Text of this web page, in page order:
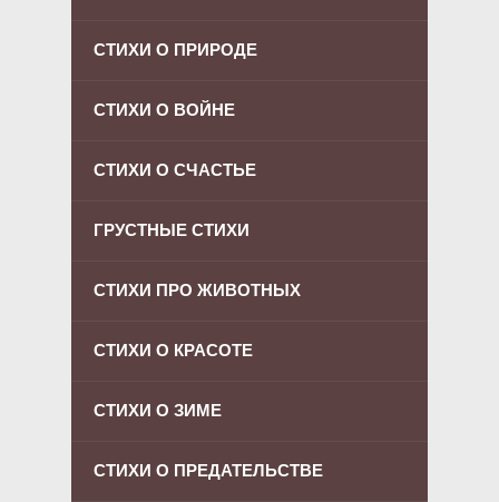
СТИХИ О ПРИРОДЕ
СТИХИ О ВОЙНЕ
СТИХИ О СЧАСТЬЕ
ГРУСТНЫЕ СТИХИ
СТИХИ ПРО ЖИВОТНЫХ
СТИХИ О КРАСОТЕ
СТИХИ О ЗИМЕ
СТИХИ О ПРЕДАТЕЛЬСТВЕ